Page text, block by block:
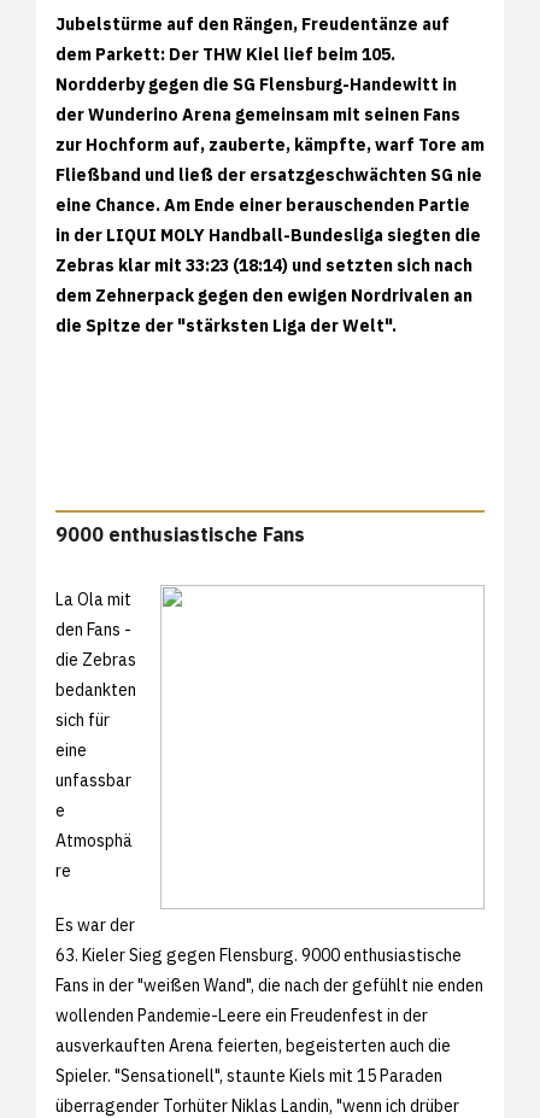
Jubelstürme auf den Rängen, Freudentänze auf
dem Parkett: Der THW Kiel lief beim 105.
Nordderby gegen die SG Flensburg-Handewitt in
der Wunderino Arena gemeinsam mit seinen Fans
zur Hochform auf, zauberte, kämpfte, warf Tore am
Fließband und ließ der ersatzgeschwächten SG nie
eine Chance. Am Ende einer berauschenden Partie
in der LIQUI MOLY Handball-Bundesliga siegten die
Zebras klar mit 33:23 (18:14) und setzten sich nach
dem Zehnerpack gegen den ewigen Nordrivalen an
die Spitze der "stärksten Liga der Welt".
9000 enthusiastische Fans
La Ola mit
den Fans -
die Zebras
bedankten
sich für
eine
unfassbar
e
Atmosphä
re
Es war der
63. Kieler Sieg gegen Flensburg. 9000 enthusiastische
Fans in der "weißen Wand", die nach der gefühlt nie enden
wollenden Pandemie-Leere ein Freudenfest in der
ausverkauften Arena feierten, begeisterten auch die
Spieler. "Sensationell", staunte Kiels mit 15 Paraden
überragender Torhüter Niklas Landin, "wenn ich drüber